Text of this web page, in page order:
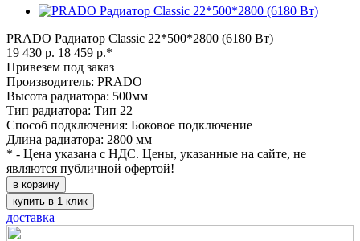
PRADO Радиатор Classic 22*500*2800 (6180 Вт)
19 430 р. 18 459 р.*
Привезем под заказ
Производитель: PRADO
Высота радиатора: 500мм
Тип радиатора: Тип 22
Способ подключения: Боковое подключение
Длина радиатора: 2800 мм
* - Цена указана с НДС. Цены, указанные на сайте, не
являются публичной офертой!
в корзину
купить в 1 клик
доставка